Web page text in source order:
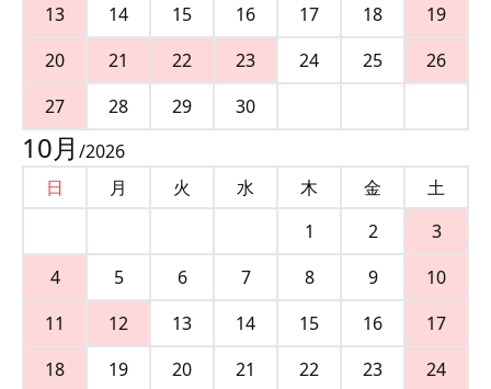
13
14 15 16 17 18
19
20
21 22 23 24 25
26
27
28 29 30
10月 /2026
日
月 火 水 木 金
土
1
2
3
4
5 6 7 8 9
10
11
12 13 14 15 16
17
18
19 20 21 22 23
24